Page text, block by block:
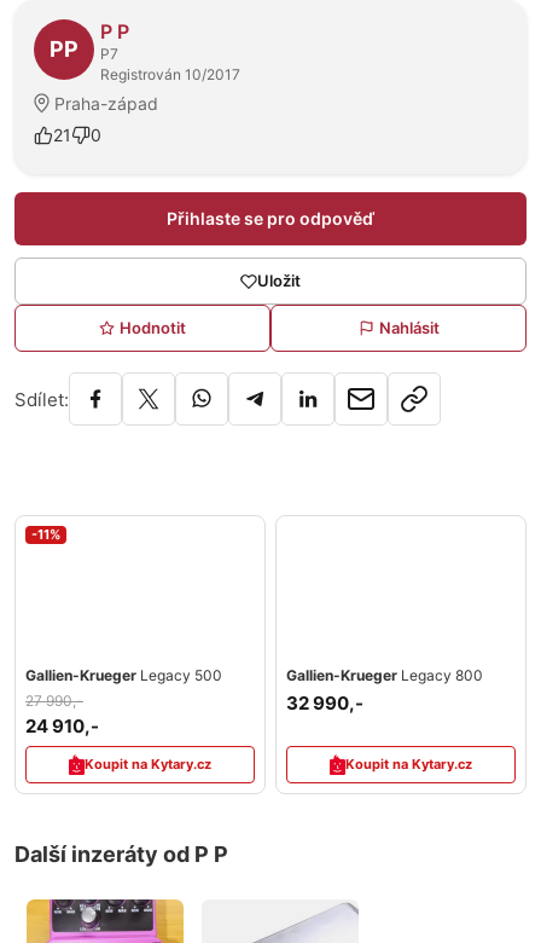
O prodejci
PP
P P
P7
Registrován 10/2017
Praha-západ
21
0
Přihlaste se pro odpověď
Uložit
Hodnotit Nahlásit
Sdílet:
-11%
Gallien-Krueger Legacy 500
27 990,-
24 910,-
Koupit na Kytary.cz
Gallien-Krueger Legacy 800
32 990,-
Koupit na Kytary.cz
Další inzeráty od P P